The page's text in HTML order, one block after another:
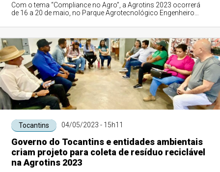
Com o tema “Compliance no Agro”, a Agrotins 2023 ocorrerá
de 16 a 20 de maio, no Parque Agrotecnológico Engenheiro
Tocantins 04/05/2023 - 15h11
Governo do Tocantins e entidades ambientais
criam projeto para coleta de resíduo reciclável
na Agrotins 2023